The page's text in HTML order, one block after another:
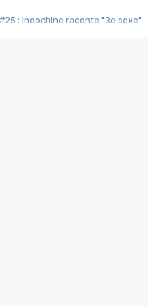
#25 : Indochine raconte "3e sexe"